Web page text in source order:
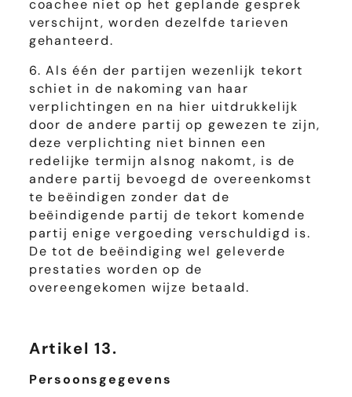
coachee niet op het geplande gesprek
verschijnt, worden dezelfde tarieven
gehanteerd.
6. Als één der partijen wezenlijk tekort
schiet in de nakoming van haar
verplichtingen en na hier uitdrukkelijk
door de andere partij op gewezen te zijn,
deze verplichting niet binnen een
redelijke termijn alsnog nakomt, is de
andere partij bevoegd de overeenkomst
te beëindigen zonder dat de
beëindigende partij de tekort komende
partij enige vergoeding verschuldigd is.
De tot de beëindiging wel geleverde
prestaties worden op de
overeengekomen wijze betaald.
Artikel 13.
Persoonsgegevens